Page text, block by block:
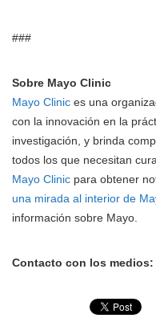
###
Sobre Mayo Clinic
Mayo Clinic es una
con la innovación en la
investigación, y brinda
todos los que necesitan
Mayo Clinic para obtener
una mirada al interior de
información sobre Mayo.
Contacto con los medios: